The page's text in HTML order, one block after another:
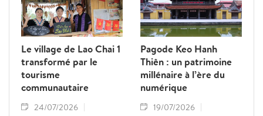
Le village de Lao Chai 1
transformé par le
tourisme
communautaire
24/07/2026
Pagode Keo Hanh
Thiên : un patrimoine
millénaire à l’ère du
numérique
19/07/2026